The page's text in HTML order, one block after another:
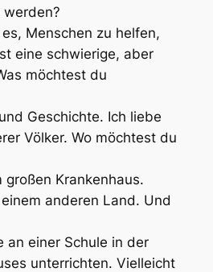
Menschen zu helfen,
eine schwierige, aber
möchtest du
Geschichte. Ich liebe
Völker. Wo möchtest du
großen Krankenhaus.
anderen Land. Und
an einer Schule in der
unterrichten. Vielleicht